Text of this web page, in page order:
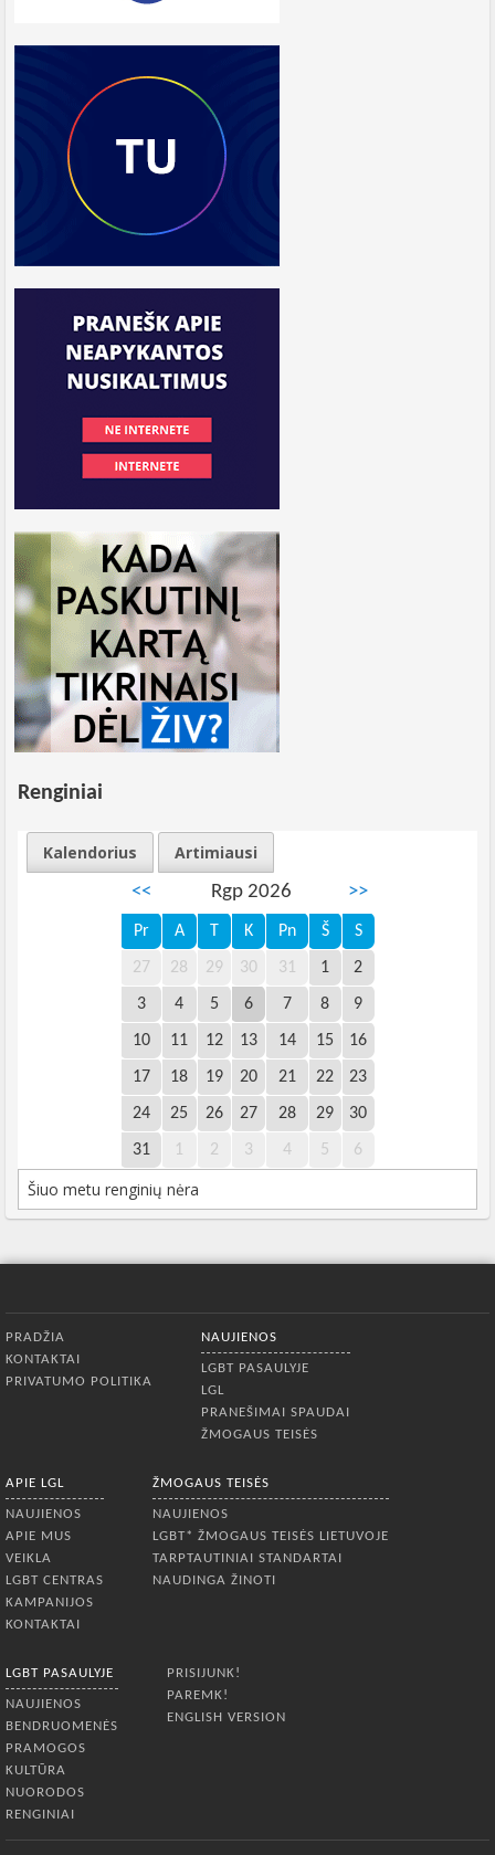
Renginiai
Kalendorius
Artimiausi
<<
Rgp 2026 >>
Pr A T K Pn Š S
27 28 29 30 31 1 2
3 4 5 6 7 8 9
10 11 12 13 14 15 16
17 18 19 20 21 22 23
24 25 26 27 28 29 30
31 1 2 3 4 5 6
Šiuo metu renginių nėra
PRADŽIA
KONTAKTAI
PRIVATUMO POLITIKA
NAUJIENOS
LGBT PASAULYJE
LGL
PRANEŠIMAI SPAUDAI
ŽMOGAUS TEISĖS
APIE LGL
NAUJIENOS
APIE MUS
VEIKLA
LGBT CENTRAS
KAMPANIJOS
KONTAKTAI
ŽMOGAUS TEISĖS
NAUJIENOS
LGBT* ŽMOGAUS TEISĖS LIETUVOJE
TARPTAUTINIAI STANDARTAI
NAUDINGA ŽINOTI
LGBT PASAULYJE
NAUJIENOS
BENDRUOMENĖS
PRAMOGOS
KULTŪRA
NUORODOS
RENGINIAI
PRISIJUNK!
PAREMK!
ENGLISH VERSION